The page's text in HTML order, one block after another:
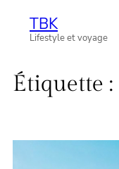
AllerTBK
Lifestyle et voyage
Étiquette :